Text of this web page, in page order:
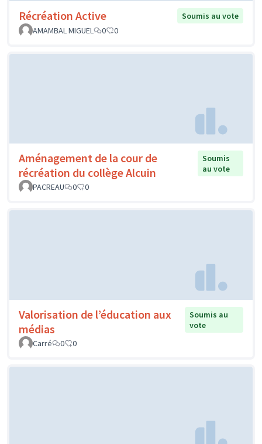
Récréation Active
Soumis au vote
AMAMBAL MIGUEL
0 0
Aménagement de la cour de
récréation du collège Alcuin
Soumis
au vote
PACREAU
0 0
Valorisation de l’éducation aux
médias
Soumis au
vote
Carré
0 0